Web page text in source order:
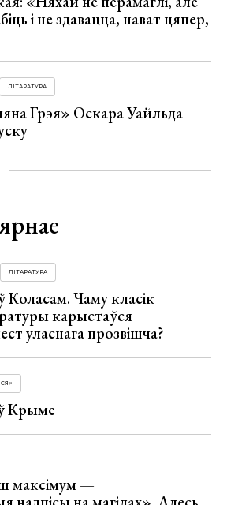
і не здавацца, нават цяпер,
ЛІТАРАТУРА
Грэя» Оскара Уайльда
ЛІТАРАТУРА
Коласам. Чаму класік
карыстаўся
уласнага прозвішча?
Крыме
максімум —